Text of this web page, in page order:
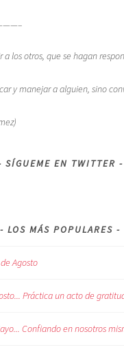
a los otros, que se hagan
y manejar a alguien, sino
SÍGUEME EN TWITTER
LOS MÁS POPULARES
Agosto
Práctica un acto de
Confiando en nosotros